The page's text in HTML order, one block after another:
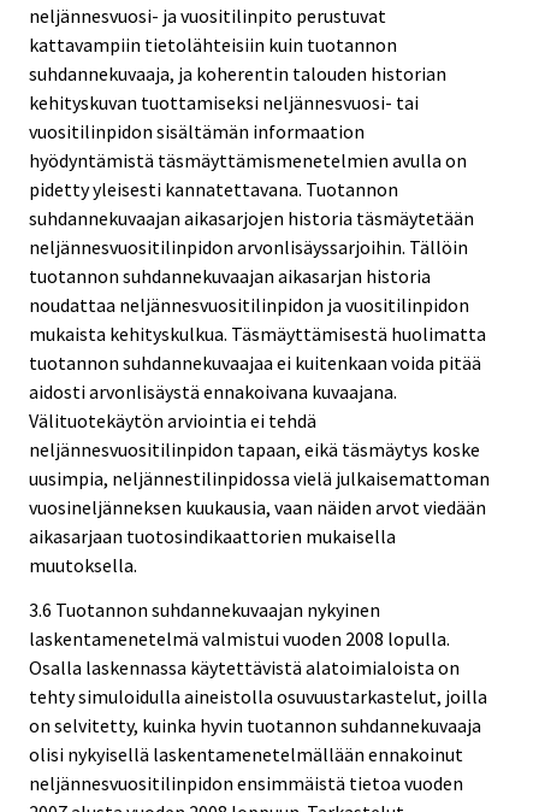
neljännesvuosi- ja vuositilinpito perustuvat
kattavampiin tietolähteisiin kuin tuotannon
suhdannekuvaaja, ja koherentin talouden historian
kehityskuvan tuottamiseksi neljännesvuosi- tai
vuositilinpidon sisältämän informaation
hyödyntämistä täsmäyttämismenetelmien avulla on
pidetty yleisesti kannatettavana. Tuotannon
suhdannekuvaajan aikasarjojen historia täsmäytetään
neljännesvuositilinpidon arvonlisäyssarjoihin. Tällöin
tuotannon suhdannekuvaajan aikasarjan historia
noudattaa neljännesvuositilinpidon ja vuositilinpidon
mukaista kehityskulkua. Täsmäyttämisestä huolimatta
tuotannon suhdannekuvaajaa ei kuitenkaan voida pitää
aidosti arvonlisäystä ennakoivana kuvaajana.
Välituotekäytön arviointia ei tehdä
neljännesvuositilinpidon tapaan, eikä täsmäytys koske
uusimpia, neljännestilinpidossa vielä julkaisemattoman
vuosineljänneksen kuukausia, vaan näiden arvot viedään
aikasarjaan tuotosindikaattorien mukaisella
muutoksella.
3.6 Tuotannon suhdannekuvaajan nykyinen
laskentamenetelmä valmistui vuoden 2008 lopulla.
Osalla laskennassa käytettävistä alatoimialoista on
tehty simuloidulla aineistolla osuvuustarkastelut, joilla
on selvitetty, kuinka hyvin tuotannon suhdannekuvaaja
olisi nykyisellä laskentamenetelmällään ennakoinut
neljännesvuositilinpidon ensimmäistä tietoa vuoden